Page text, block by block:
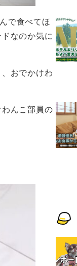
で食べてほ
なのか気に
おでかけわ
んこ部員の